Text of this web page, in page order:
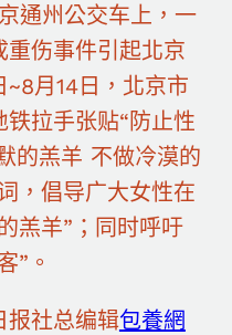
通州公交车上，一
重伤事件引起北京
月14日，北京市
拉手张贴“防止性
的羔羊 不做冷漠的
，倡导广大女性在
羔羊”；同时呼吁
”。
报社总编辑包養網